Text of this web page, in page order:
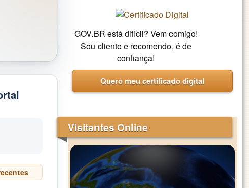
GOV.BR está dificil? Vem comigo!
Sou cliente e recomendo, é de
confiança!
Quero meu certificado digital
Visitantes Online